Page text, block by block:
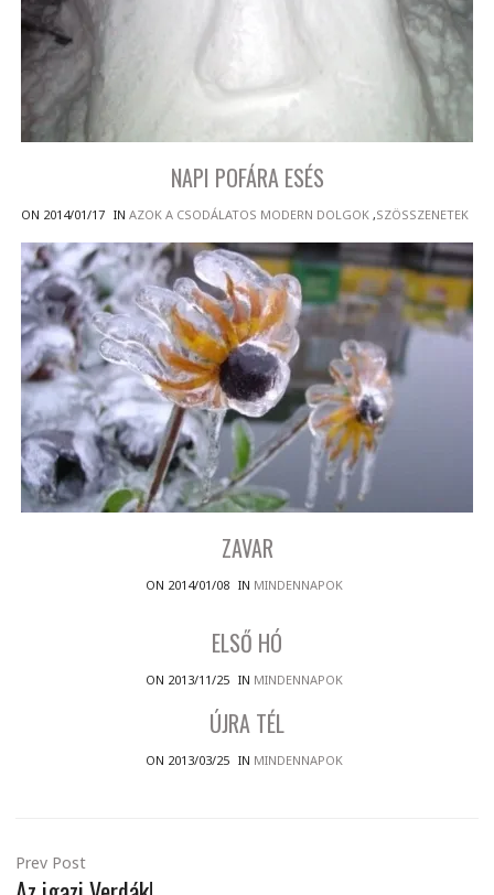
NAPI POFÁRA ESÉS
ON 2014/01/17 IN AZOK A CSODÁLATOS MODERN DOLGOK,SZÖSSZENETEK
ZAVAR
ON 2014/01/08 IN MINDENNAPOK
ELSŐ HÓ
ON 2013/11/25 IN MINDENNAPOK
ÚJRA TÉL
ON 2013/03/25 IN MINDENNAPOK
Prev Post